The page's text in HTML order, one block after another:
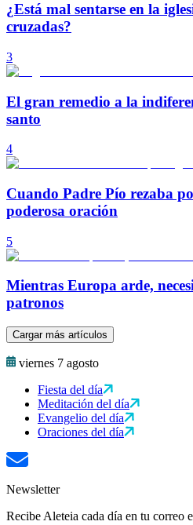
¿Está mal sentarse en la
cruzadas?
3
El gran remedio a la
santo
4
Cuando Padre Pío rezaba
poderosa oración
5
Mientras Europa arde,
patronos
Cargar más artículos
viernes 7 agosto
Fiesta del día
Meditación del día
Evangelio del día
Oraciones del día
Newsletter
Recibe Aleteia cada día en tu correo